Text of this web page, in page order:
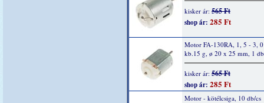
kisker ár: 565 Ft
shop ár: 285 Ft
Motor FA-130RA, 1, 5 - 3,
kb.15 g, ø 20 x 25 mm, 1 db
kisker ár: 565 Ft
shop ár: 285 Ft
Motor - kötélcsiga, 10 db/cs